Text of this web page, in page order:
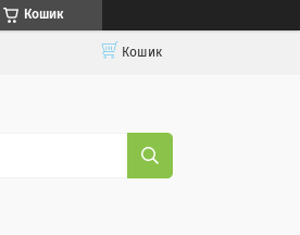
Кошик
Кошик